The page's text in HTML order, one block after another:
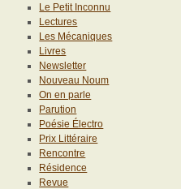
Le Petit Inconnu
Lectures
Les Mécaniques
Livres
Newsletter
Nouveau Noum
On en parle
Parution
Poésie Électro
Prix Littéraire
Rencontre
Résidence
Revue